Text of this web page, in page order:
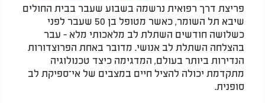
פריצת דרך רפואית נרשמה בשבוע שעבר בבית החולים
שיבא תל השומר, כאשר מטופל בן 50 שעבר לפני
כשלושה חודשים השתלת לב מלאכותי מלא - עבר
בהצלחה השתלת לב אנושי. מדובר באחת הפרוצדורות
הנדירות ביותר בעולם, המדגימה כיצד טכנולוגיה
מתקדמת יכולה להציל חיים במצבים של אי־ספיקת לב
סופנית.